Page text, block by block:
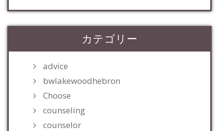
カテゴリー
advice
bwlakewoodhebron
Choose
counseling
counselor